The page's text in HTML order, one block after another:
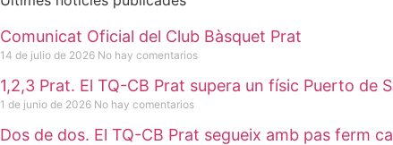
Comunicat Oficial del Club Bàsquet Prat
14 de julio de 2026 No hay comentarios
1,2,3 Prat. El TQ-CB Prat supera un físic Puerto
1 de junio de 2026 No hay comentarios
Dos de dos. El TQ-CB Prat segueix amb pas ferm